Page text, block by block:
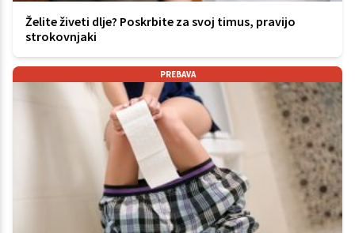
Želite živeti dlje? Poskrbite za svoj timus, pravijo
strokovnjaki
PREBAVA